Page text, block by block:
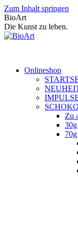
Zum Inhalt springen
BioArt
Die Kunst zu leben.
Onlineshop
Zu